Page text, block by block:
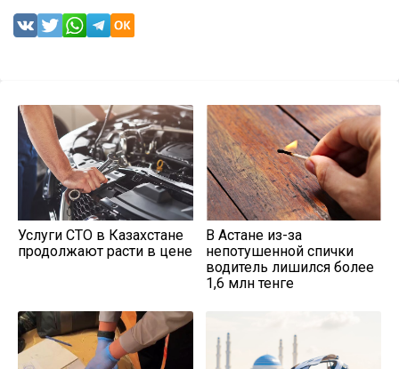
Услуги СТО в Казахстане
продолжают расти в цене
В Астане из-за
непотушенной спички
водитель лишился более
1,6 млн тенге